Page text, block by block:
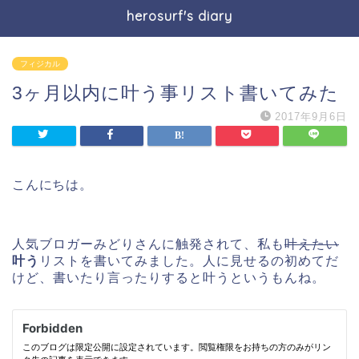
herosurf's diary
フィジカル
3ヶ月以内に叶う事リスト書いてみた
2017年9月6日
こんにちは。
人気ブロガーみどりさんに触発されて、私も叶えたい
叶う リストを書いてみました。人に見せるの初めてだ
けど、書いたり言ったりすると叶うというもんね。